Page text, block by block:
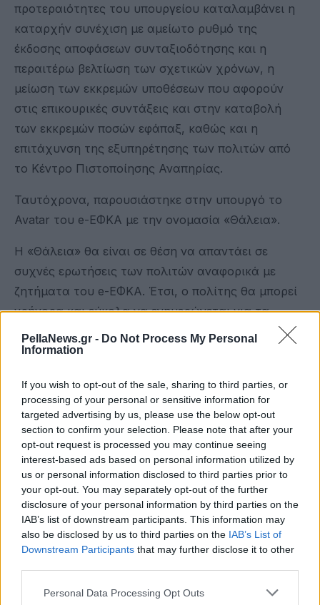
PellaNews.gr - Do Not Process My Personal
Information
If you wish to opt-out of the sale, sharing to third parties, or
processing of your personal or sensitive information for
targeted advertising by us, please use the below opt-out
section to confirm your selection. Please note that after your
opt-out request is processed you may continue seeing
interest-based ads based on personal information utilized by
us or personal information disclosed to third parties prior to
your opt-out. You may separately opt-out of the further
disclosure of your personal information by third parties on the
IAB’s list of downstream participants. This information may
also be disclosed by us to third parties on the IAB’s List of
Downstream Participants that may further disclose it to other
Personal Data Processing Opt Outs
προτεραιότητες του υπουργείου καταλαμβάνει η
καταρχήν συνέχιση με αμείωτο ρυθμό της
έκδοσης αποφάσεων συνταξιοδότησης και η
περαιτέρω βελτίωση των σχετικών χρόνων, η
μείωση των εκκρεμών υποθέσεων που αφορούν
στις επικουρικές συντάξεις και στην καταβολή
των εκκρεμών ποσών εφάπαξ, καθώς και η
επιτάχυνση της εξυπηρέτησης των πολιτών από
το Κέντρο Πιστοποίησης Αναπηρίας.
Ταυτόχρονα, παρουσιάστηκε στην υπουργό το
Avatar του e-ΕΦΚΑ με την ονομασία «Θάλεια».
Η «Θάλεια» θα είναι σε θέση να απαντάει σε
συχνές ερωτήσεις των πολιτών αναφορικά με
ζητήματα του e-ΕΦΚΑ. Έτσι, ο πολίτης θα μπορεί
γρήγορα και εύκολα να ενημερώνεται για τα
θέματα που τον απασχολούν, αξιοποιώντας τις
σύγχρονες δυνατότητες τις οποίες παρέχει η
Η υπουργός Εργασίας και Κοινωνικής Ασφάλισης,
Νίκη Κεραμέως, δήλωσε: «Επισκέφθηκα σήμερα το
Κέντρο Απονομής Συντάξεων του ΕΦΚΑ, έχοντας
την ευκαιρία να συζητήσω με τους εργαζόμενους
και να διαπιστώσω τη σημαντική πρόοδο, που έχει
συντελεστεί. Όμως, ο εχθρός του καλού είναι το
καλύτερο και, γι’ αυτό, εστιάζουμε στο να
βελτιώσουμε ακόμα περισσότερο τους χρόνους,